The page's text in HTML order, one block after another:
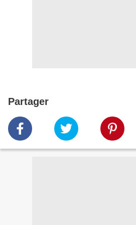
Partager